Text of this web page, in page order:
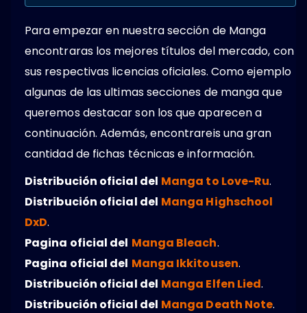
Para empezar en nuestra sección de Manga
encontraras los mejores títulos del mercado, con
sus respectivas licencias oficiales. Como ejemplo
algunas de las ultimas secciones de manga que
queremos destacar son los que aparecen a
continuación. Además, encontrareis una gran
cantidad de fichas técnicas e información.
Distribución oficial del Manga to Love-Ru.
Distribución oficial del Manga Highschool
DxD.
Pagina oficial del Manga Bleach.
Pagina oficial del Manga Ikkitousen.
Distribución oficial del Manga Elfen Lied.
Distribución oficial del Manga Death Note.